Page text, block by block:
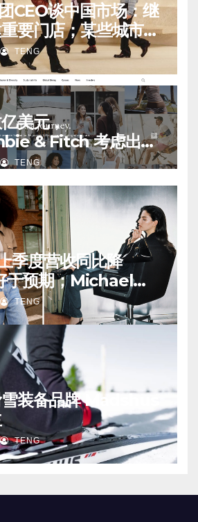
CEO谈中国市场：继
要门店；某些城市的
不再有价值
TENG
美元，
& Fitch 考虑出售
股权
TENG
季度营收同比降
于预期；Michael
市场持续向好
TENG
装备品牌 Madshus
TENG